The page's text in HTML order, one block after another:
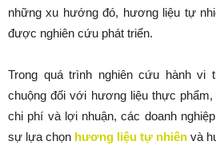
những xu hướng đó, hương liệu tự
được nghiên cứu phát triển.
Trong quá trình nghiên cứu hành vi
chuộng đối với hương liệu thực
chi phí và lợi nhuận, các doanh
sự lựa chọn hương liệu tự nhiên và